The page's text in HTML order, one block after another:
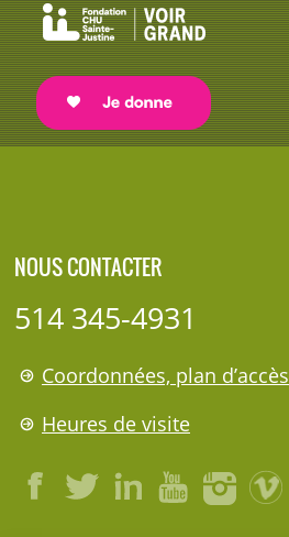
NOUS CONTACTER
514 345-4931
Coordonnées, plan d’accès
Heures de visite